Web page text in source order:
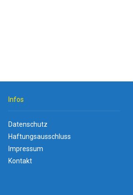
Infos
Datenschutz
Haftungsausschluss
Impressum
Kontakt